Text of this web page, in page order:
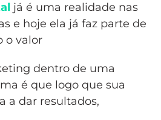
já é uma realidade nas
e hoje ela já faz parte de
o valor
dentro de uma
é que logo que sua
a dar resultados,